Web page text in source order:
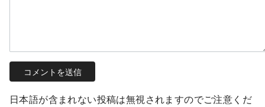
日本語が含まれない投稿は無視されますのでご注意くだ